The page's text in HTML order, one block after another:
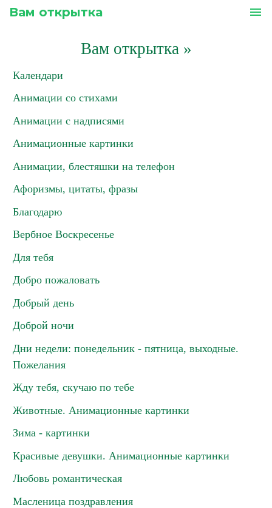
Вам открытка menu
Вам открытка»
Календари
Анимации со стихами
Анимации с надписями
Анимационные картинки
Анимации, блестяшки на телефон
Афоризмы, цитаты, фразы
Благодарю
Вербное Воскресенье
Для тебя
Добро пожаловать
Добрый день
Доброй ночи
Дни недели: понедельник - пятница, выходные.
Пожелания
Жду тебя, скучаю по тебе
Животные. Анимационные картинки
Зима - картинки
Красивые девушки. Анимационные картинки
Любовь романтическая
Масленица поздравления